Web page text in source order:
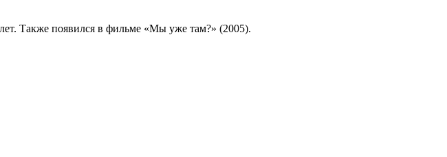
Также появился в фильме «Мы уже там?» (2005).